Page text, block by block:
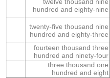
hundred and eighty-nine
twenty-five thousand nine
hundred and eighty-three
fourteen thousand three
hundred and ninety-four
three thousand one
hundred and eight